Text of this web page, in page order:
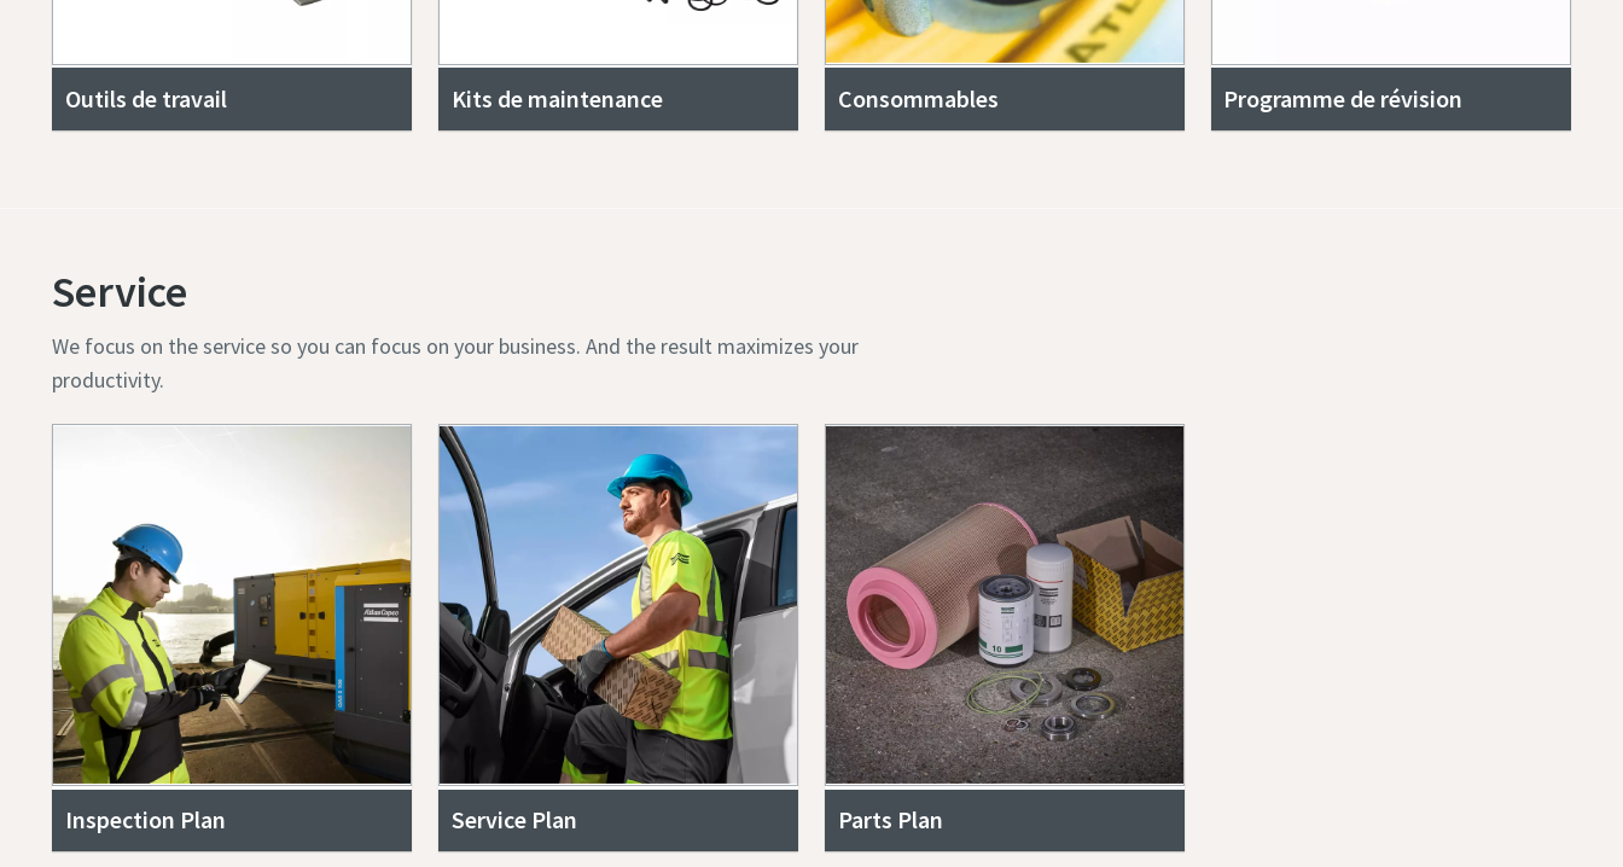
Outils de travail Kits de maintenance Consommables Programme de révision
Service
We focus on the service so you can focus on your business. And the result maximizes your
productivity.
Inspection Plan Service Plan Parts Plan